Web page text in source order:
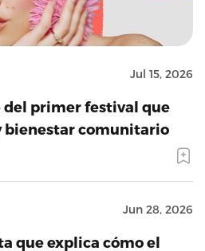
Jul 15, 2026
del primer festival que
bienestar comunitario
Jun 28, 2026
que explica cómo el